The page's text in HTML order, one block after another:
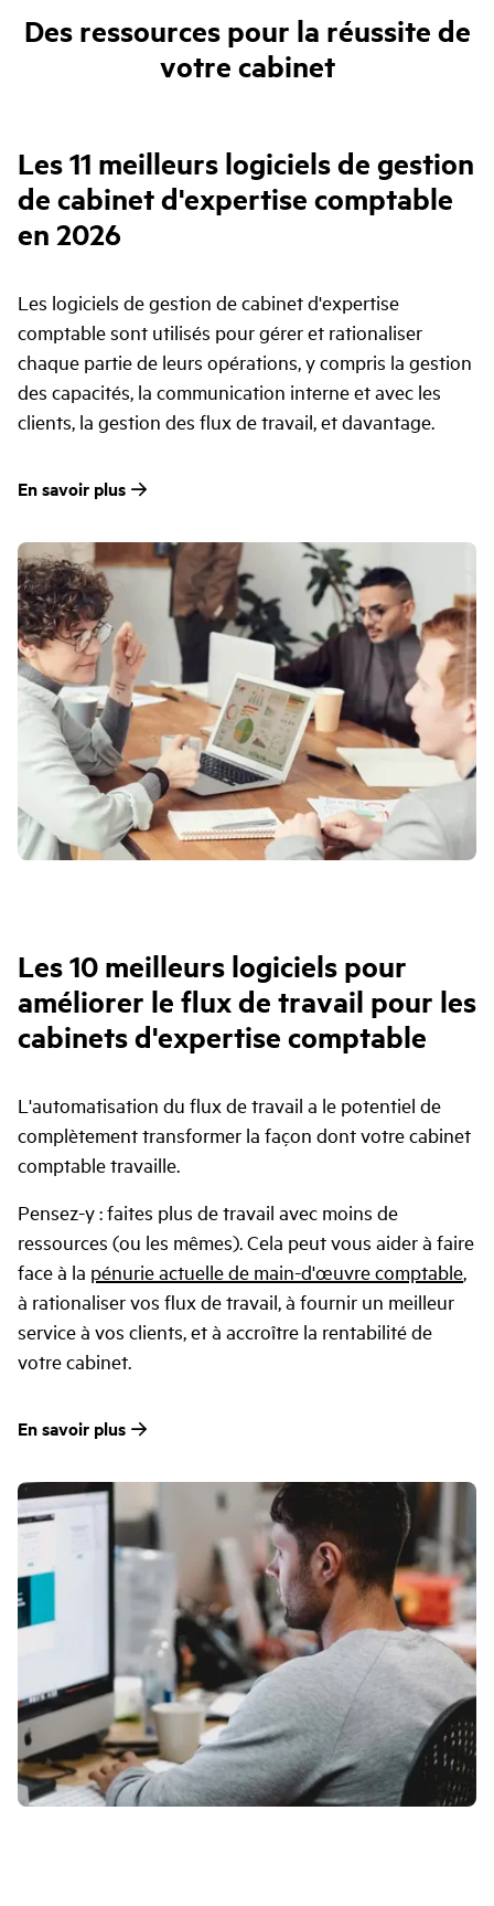
Des ressources pour la réussite de
votre cabinet
Les 11 meilleurs logiciels de gestion
de cabinet d'expertise comptable
en 2026
Les logiciels de gestion de cabinet d'expertise
comptable sont utilisés pour gérer et rationaliser
chaque partie de leurs opérations, y compris la gestion
des capacités, la communication interne et avec les
clients, la gestion des flux de travail, et davantage.
En savoir plus
Les 10 meilleurs logiciels pour
améliorer le flux de travail pour les
cabinets d'expertise comptable
L'automatisation du flux de travail a le potentiel de
complètement transformer la façon dont votre cabinet
comptable travaille.
Pensez-y : faites plus de travail avec moins de
ressources (ou les mêmes). Cela peut vous aider à faire
face à la pénurie actuelle de main-d'œuvre comptable,
à rationaliser vos flux de travail, à fournir un meilleur
service à vos clients, et à accroître la rentabilité de
votre cabinet.
En savoir plus